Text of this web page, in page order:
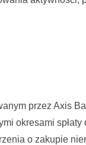
przez Axis
okresami spłaty
o zakupie